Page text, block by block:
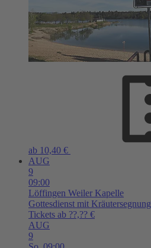
ab 10,40 €
AUG
9
09:00
Löffingen Weiler Kapelle
Gottesdienst mit Kräutersegnung
Tickets ab ??,?? €
AUG
9